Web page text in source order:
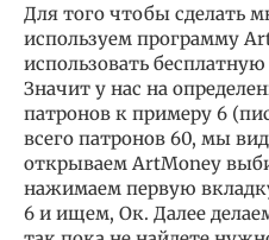
Для того чтобы сделать
используем программу
использовать
Значит у нас на
патронов к примеру 6
всего патронов 60, мы
открываем ArtMoney
нажимаем первую
6 и ищем, Ок. Далее